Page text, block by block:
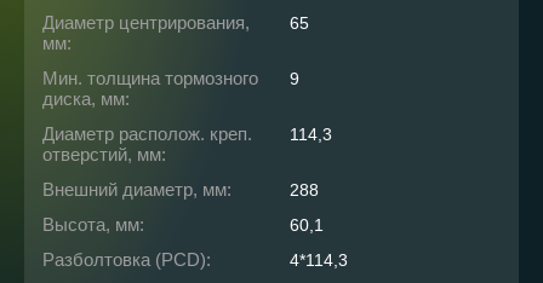
Диаметр центрирования,
мм:
65
Мин. толщина тормозного
диска, мм:
9
Диаметр располож. креп.
отверстий, мм:
114,3
Внешний диаметр, мм: 288
Высота, мм: 60,1
Разболтовка (PCD): 4*114,3